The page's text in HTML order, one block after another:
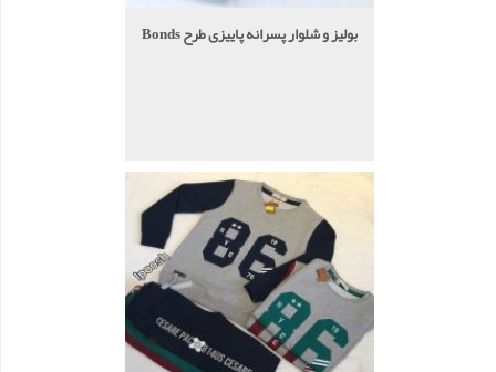
بولیز و شلوار پسرانه پاییزی طرح Bonds